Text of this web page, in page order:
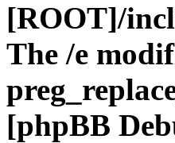
[ROOT]/
The /e
[phpBB